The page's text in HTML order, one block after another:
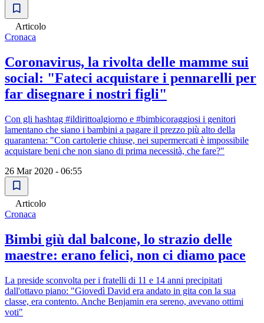
Articolo
Cronaca
Coronavirus, la rivolta delle mamme sui
social: "Fateci acquistare i pennarelli per
far disegnare i nostri figli"
Con gli hashtag #ildirittoalgiorno e #bimbicoraggiosi i genitori
lamentano che siano i bambini a pagare il prezzo più alto della
quarantena: "Con cartolerie chiuse, nei supermercati è impossibile
acquistare beni che non siano di prima necessità, che fare?"
26 Mar 2020 - 06:55
Articolo
Cronaca
Bimbi giù dal balcone, lo strazio delle
maestre: erano felici, non ci diamo pace
La preside sconvolta per i fratelli di 11 e 14 anni precipitati
dall'ottavo piano: "Giovedì David era andato in gita con la sua
classe, era contento. Anche Benjamin era sereno, avevano ottimi
voti"